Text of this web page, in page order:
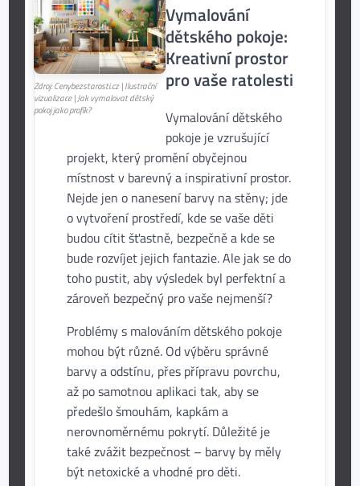
Zdroj: Cenybezstarosti.cz | Ilustrační
vizualizace | Jak vymalovat dětský
pokoj jako profík?
Vymalování
dětského pokoje:
Kreativní prostor
pro vaše ratolesti
Vymalování dětského
pokoje je vzrušující
projekt, který promění obyčejnou
místnost v barevný a inspirativní prostor.
Nejde jen o nanesení barvy na stěny; jde
o vytvoření prostředí, kde se vaše děti
budou cítit šťastně, bezpečně a kde se
bude rozvíjet jejich fantazie. Ale jak se do
toho pustit, aby výsledek byl perfektní a
zároveň bezpečný pro vaše nejmenší?
Problémy s malováním dětského pokoje
mohou být různé. Od výběru správné
barvy a odstínu, přes přípravu povrchu,
až po samotnou aplikaci tak, aby se
předešlo šmouhám, kapkám a
nerovnoměrnému pokrytí. Důležité je
také zvážit bezpečnost – barvy by měly
být netoxické a vhodné pro děti.